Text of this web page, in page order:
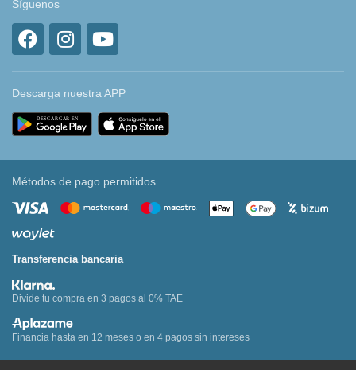
Síguenos
Descarga nuestra APP
Métodos de pago permitidos
Transferencia bancaria
Divide tu compra en 3 pagos al 0% TAE
Financia hasta en 12 meses o en 4 pagos sin intereses